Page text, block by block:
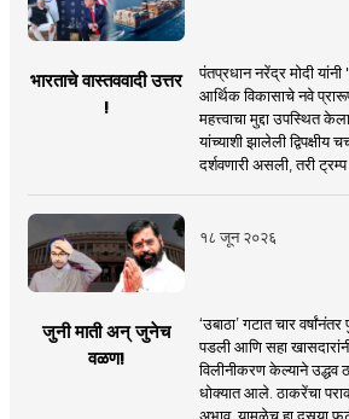
भारताचे वास्तववादी उत्तर
!
पंतप्रधान नरेंद्र मोदी
आर्थिक विकासाचे नवे
महत्त्वाचा मुद्दा उपस्थित
यांच्याशी झालेली द्विपक्षीय
दर्शवणारी असली, तरी ट्रम्प ..
१८ जून २०२६
जुनी माती अन् जुनेच
वळण!
‘उबाठा’ गटात चार
पडली आणि सहा
विलीनीकरण केल्याने उद्धव
धोक्यात आले. ठाकरेंचा